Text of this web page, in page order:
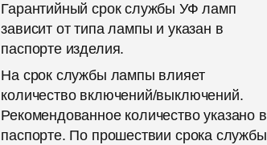
Гарантийный срок службы УФ ламп
зависит от типа лампы и указан в
паспорте изделия.
На срок службы лампы влияет
количество включений/выключений.
Рекомендованное количество указано в
паспорте. По прошествии срока службы